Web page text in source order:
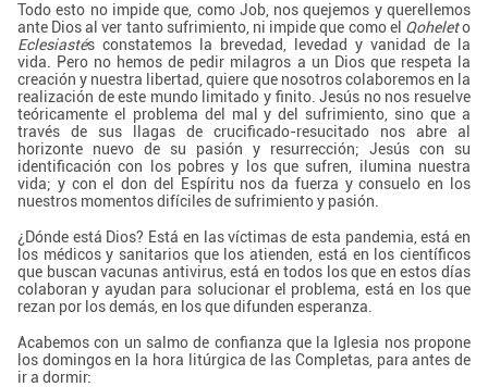
Todo esto no impide que, como Job, nos quejemos y querellemos
ante Dios al ver tanto sufrimiento, ni impide que como el Qoheleto
Eclesiastés constatemos la brevedad, levedad y vanidad de la
vida. Pero no hemos de pedir milagros a un Dios que respeta la
creación y nuestra libertad, quiere que nosotros colaboremos en la
realización de este mundo limitado y finito. Jesús no nos resuelve
teóricamente el problema del mal y del sufrimiento, sino que a
través de sus llagas de crucificado-resucitado nos abre al
horizonte nuevo de su pasión y resurrección; Jesús con su
identificación con los pobres y los que sufren, ilumina nuestra
vida; y con el don del Espíritu nos da fuerza y consuelo en los
nuestros momentos difíciles de sufrimiento y pasión.
¿Dónde está Dios? Está en las víctimas de esta pandemia, está en
los médicos y sanitarios que los atienden, está en los científicos
que buscan vacunas antivirus, está en todos los que en estos días
colaboran y ayudan para solucionar el problema, está en los que
rezan por los demás, en los que difunden esperanza.
Acabemos con un salmo de confianza que la Iglesia nos propone
los domingos en la hora litúrgica de las Completas, para antes de
ir a dormir: